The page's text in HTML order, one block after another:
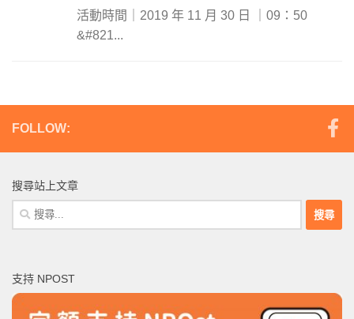
活動時間｜2019 年 11 月 30 日 ｜09：50
&#821...
FOLLOW:
搜尋站上文章
搜
尋
字:
支持 NPOST